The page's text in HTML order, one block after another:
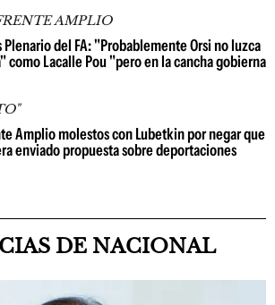
AMPLIO
Plenario del FA: "Probablemente Orsi no luzca
como Lacalle Pou "pero en la cancha gobierna
Amplio molestos con Lubetkin por negar que
enviado propuesta sobre deportaciones
DE NACIONAL